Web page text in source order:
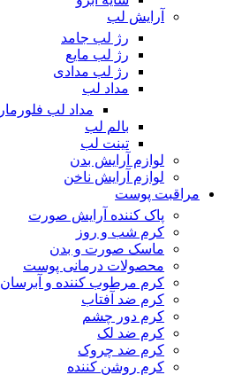
آرایش لب
رژ لب جامد
رژ لب مایع
رژ لب مدادی
مداد لب
مداد لب فلورمار
بالم لب
تینت لب
لوازم آرایش بدن
لوازم آرایش ناخن
مراقبت پوست
پاک کننده آرایش صورت
کرم شب و روز
ماسک صورت و بدن
محصولات درمانی پوست
کرم مرطوب کننده و آبرسان
کرم ضد آفتاب
کرم دور چشم
کرم ضد لک
کرم ضد چروک
کرم روشن کننده